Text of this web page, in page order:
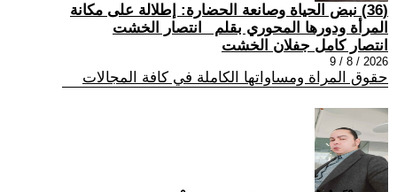
(36) نبض الحياة وصانعة الحضارة: إطلالة على مكانة
المرأة ودورها المحوري بقلم _انتصار الخشت
انتصار كامل جفلان الخشت
2026 / 8 / 9
حقوق المراة ومساواتها الكاملة في كافة المجالات